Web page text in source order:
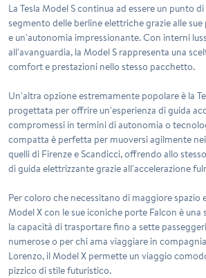
La Tesla Model Scontinua ad essere un punto
segmento delle berline elettriche grazie alle
e un'autonomia impressionante. Con interni
all'avanguardia, la Model S rappresenta una
comfort e prestazioni nello stesso pacchetto.
Un'altra opzione estremamente popolare è la
progettata per offrire un'esperienza di guida
compromessi in termini di autonomia o
compatta è perfetta per muoversi agilmente
quelli di Firenze e Scandicci, offrendo allo
di guida elettrizzante grazie all'accelerazione
Per coloro che necessitano di maggiore spazio
Model Xcon le sue iconiche porte Falcon è una
la capacità di trasportare fino a sette
numerose o per chi ama viaggiare in
Lorenzo, il Model X permette un viaggio
pizzico di stile futuristico.